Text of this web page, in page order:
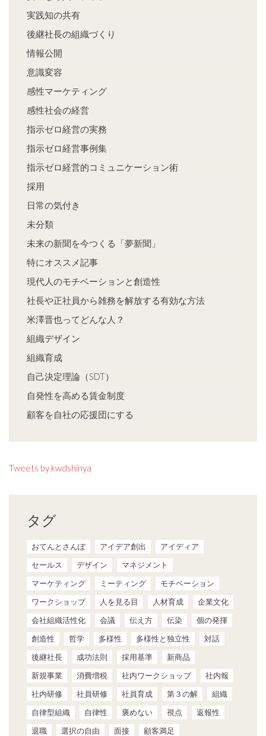
実践知の共有
後継社長の組織づくり
情報公開
意識変容
感性マーケティング
感性社会の経営
指示ゼロ経営の実務
指示ゼロ経営事例集
指示ゼロ経営的コミュニケーション術
採用
日常の気付き
未分類
未来の新聞を今つくる「夢新聞」
特にオススメ記事
現代人のモチベーションと創造性
社長や正社員から雑務を解放する有効な方法
米澤晋也ってどんな人？
組織デザイン
組織育成
自己決定理論（SDT）
自発性を高める賃金制度
顧客を自社の応援団にする
Tweets by kwdshinya
タグ
おてんとさんぽ アイデア創出
アイディア
セールス
デザイン
マネジメント
マーケティング
ミーティング
モチベーション
ワークショップ
人を見る目 人材育成
企業文化
会社組織活性化
会議 伝え方 伝染
個の発揮
創造性
哲学 多様性 多様性と独立性
対話
後継社長
成功法則 採用基準
新商品
新規事業
消費増税 社内ワークショップ
社内報
社内研修
社員研修 社員育成 第３の解
組織
自律型組織
自律性 褒めない 視点
返報性
退職
選択の自由 面接 顧客満足